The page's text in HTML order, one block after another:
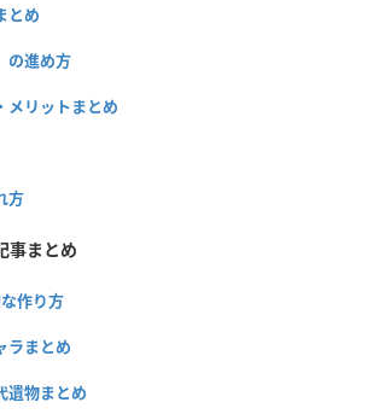
とめ
の進め方
メリットまとめ
方
事まとめ
作り方
ラまとめ
遺物まとめ